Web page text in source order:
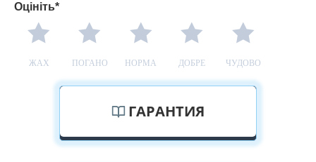
Оцініть*
ЖАХ ПОГАНО НОРМА ДОБРЕ ЧУДОВО
ГАРАНТИЯ